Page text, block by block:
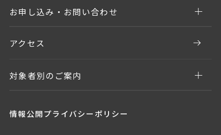
お申し込み・お問い合わせ
アクセス
対象者別のご案内
情報公開プライバシーポリシー